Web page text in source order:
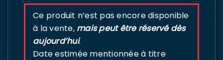
Ce produit n’est pas encore disponible
à la vente, mais peut être réservé dès
aujourd’hui.
Date estimée mentionnée à titre